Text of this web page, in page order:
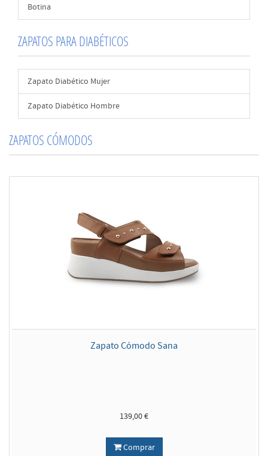
Botina
ZAPATOS PARA DIABÉTICOS
Zapato Diabético Mujer
Zapato Diabético Hombre
ZAPATOS CÓMODOS
Zapato Cómodo Sana
139,00 €
Comprar